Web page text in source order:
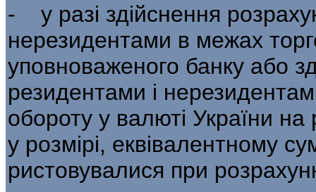
- у разі здійснення
нерезидентами в межах
уповноваженого банку або
резидентами і
обороту у валюті України
у розмірі, еквівалентному
ристовувалися при